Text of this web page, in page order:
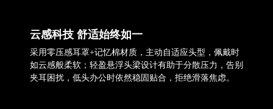
云感科技 舒适始终如一
采用零压感耳罩+记忆棉材质，主动自适应头型，佩戴时
如云感般柔软；轻盈悬浮头梁设计有助于分散压力，告别
夹耳困扰，低头办公时依然稳固贴合，拒绝滑落焦虑。